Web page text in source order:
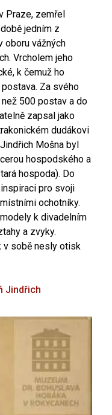
Praze, zemřel
jedním z
oboru vážných
Vrcholem jeho
k čemuž ho
Za svého
500 postav a do
zapsal jako
dudákovi
Mošna byl
hospodského a
hospoda). Do
pro svoji
ochotníky.
k divadelním
a zvyky.
v sobě nesly otisk
Jindřich